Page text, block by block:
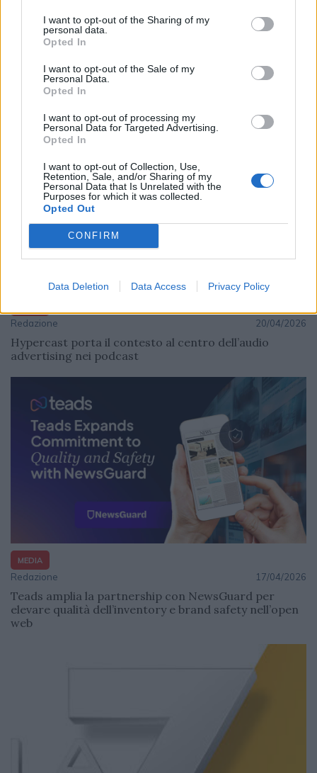
I want to opt-out of the Sharing of my
personal data.
Opted In
I want to opt-out of the Sale of my
Personal Data.
Opted In
I want to opt-out of processing my
Personal Data for Targeted Advertising.
Opted In
I want to opt-out of Collection, Use,
Retention, Sale, and/or Sharing of my
Personal Data that Is Unrelated with the
Purposes for which it was collected.
Opted Out
CONFIRM
Data Deletion Data Access Privacy Policy
DBI di Gianni Vallardi e Roberto Briglia ha raggiunto
nel 2025 i 33 milioni di fatturato e continua nell’M&A
Redazione 20/04/2026
Hypercast porta il contesto al centro dell’audio
advertising nei podcast
MEDIA
Redazione 17/04/2026
Teads amplia la partnership con NewsGuard per
elevare qualità dell’inventory e brand safety nell’open
web